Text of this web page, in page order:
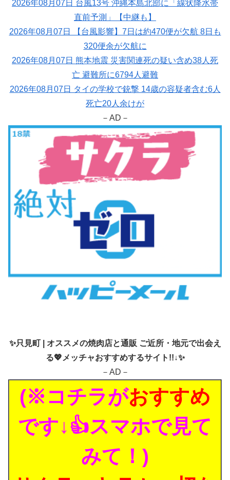
2026年08月07日 台風13号 沖縄本島北部に「線状降水帯
直前予測」【中継も】
2026年08月07日 【台風影響】7日は約470便が欠航 8日も
320便余が欠航に
2026年08月07日 熊本地震 災害関連死の疑い含め38人死
亡 避難所に6794人避難
2026年08月07日 タイの学校で銃撃 14歳の容疑者含む6人
死亡20人余けが
－AD－
✨只見町 | オススメの焼肉店と通販 ご近所・地元で出会え
る💖メッチャおすすめするサイト!!↓✨
－AD－
(※コチラがおすすめ
です↓👍スマホで見て
みて！)